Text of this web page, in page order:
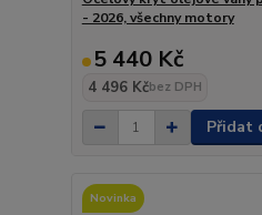
- 2026, všechny motory
5 440 Kč
4 496 Kčbez DPH
Přidat
Novinka